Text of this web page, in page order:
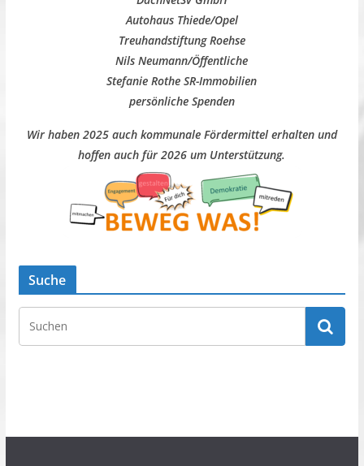
Autohaus Thiede/Opel
Treuhandstiftung Roehse
Nils Neumann/Öffentliche
Stefanie Rothe SR-Immobilien
persönliche Spenden
Wir haben 2025 auch kommunale Fördermittel erhalten und
hoffen auch für 2026 um Unterstützung.
Suche